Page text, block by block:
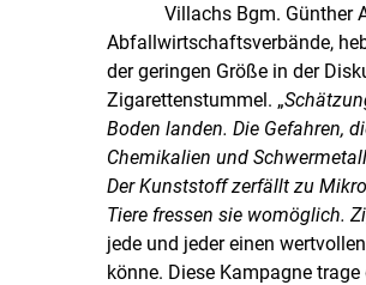
Villachs Bgm. Günther
Abfallwirtschaftsverbände,
der geringen Größe in der
Zigarettenstummel. „
Boden landen. Die Gefahren,
Chemikalien und
Der Kunststoff zerfällt zu
Tiere fressen sie womöglich.
jede und jeder einen
könne. Diese Kampagne